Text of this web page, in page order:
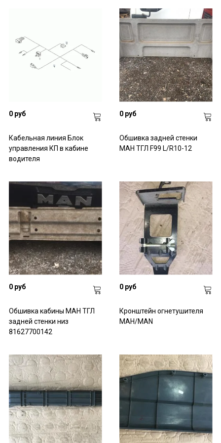
0 руб
Кабельная линия Блок
управления КП в кабине
водителя
0 руб
Обшивка задней стенки
МАН ТГЛ F99 L/R10-12
0 руб
Обшивка кабины МАН ТГЛ
задней стенки низ
81627700142
0 руб
Кронштейн огнетушителя
МАН/MAN